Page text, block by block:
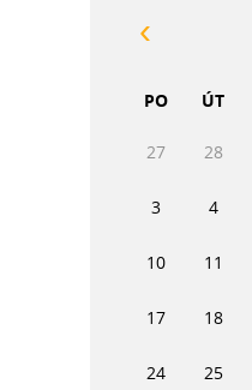
PO ÚT
27 28
3 4
10 11
17 18
24 25